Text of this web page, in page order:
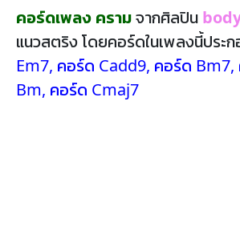
คอร์ดเพลง ครามจากศิลปิน
แนวสตริง โดยคอร์ดในเพลงนี้ประ
Em7, คอร์ด Cadd9, คอร์ด Bm7,
Bm, คอร์ด Cmaj7